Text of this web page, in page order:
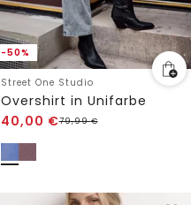
-50%
Street One Studio
Overshirt in Unifarbe
40,00 €79,99€